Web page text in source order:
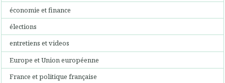
économie et finance
élections
entretiens et videos
Europe et Union européenne
France et politique française